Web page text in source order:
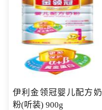
伊利金领冠婴儿配方奶
粉(听装) 900g